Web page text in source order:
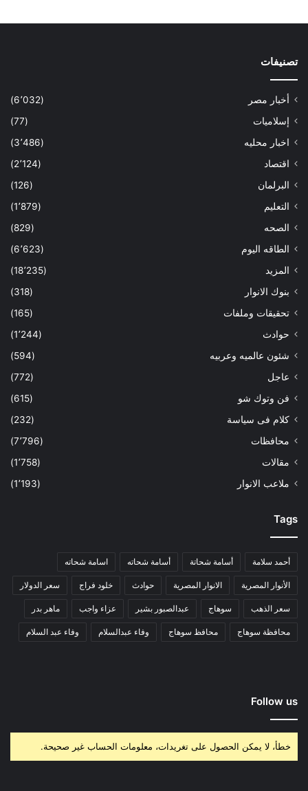
تصنيفات
أخبار مصر
(6٬032)
إسلاميات
(77)
اخبار محليه
(3٬486)
اقتصاد
(2٬124)
البرلمان
(126)
التعليم
(1٬879)
الصحه
(829)
الطاقه اليوم
(6٬623)
المزيد
(18٬235)
بنوك الانوار
(318)
تحقيقات وملفات
(165)
حوادث
(1٬244)
شئون عالميه وعربيه
(594)
عاجل
(772)
فن وتوك شو
(615)
كلام فى سياسة
(232)
محافظات
(7٬796)
مقالات
(1٬758)
ملاعب الانوار
(1٬193)
Tags
أحمد سلامة أسامة شحاتة أسامة شحاته اسامة شحاته
الأنوار المصرية الانوار المصرية حوادث خلود فراج سعر الدولار
سعر الذهب سوهاج عبدالصبور بشير عزاء واجب ماهر بدر
محافظة سوهاج محافظ سوهاج وفاء عبدالسلام وفاء عبد السلام
Follow us
خطأ، لا يمكن الحصول على تغريدات، معلومات الحساب غير صحيحة.